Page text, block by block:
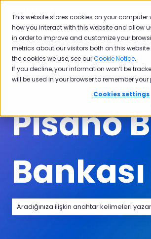
This website stores cookies on your
how you interact with this website and allow
in order to improve and customize your
metrics about our visitors both on this
the cookies we use, see ourCookie Notice.
If you decline, your information won’t be
will be used in your browser to remember
Cookies settings
Ürünler
Ürünler için alt menüyü göster
Sektörler
Sektörler
Pisano
Bankası